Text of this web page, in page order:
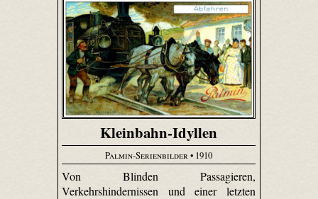
Kleinbahn-Idyllen
Palmin-Serienbilder• 1910
Von Blinden Passagieren,
Verkehrshindernissen und einer letzten